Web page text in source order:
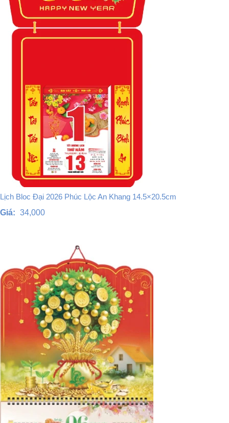
Lịch Bloc Đại 2026 Phúc Lộc An Khang 14.5×20.5cm
Giá: 34,000